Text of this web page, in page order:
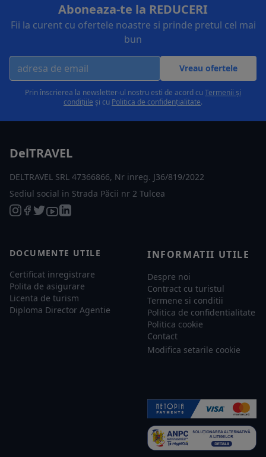
Aboneaza-te la REDUCERI
Fii la curent cu ofertele noastre si prinde pretul cel mai
bun
Vreau ofertele
Prin înscrierea la newsletter-ul nostru esti de acord cuTermenii și
condițiile și cu Politica de confidențialitate.
DelTRAVEL
DELTRAVEL SRL 47366866, Nr inreg. J36/819/2022
Sediul social in Strada Păcii nr 2 Tulcea
DOCUMENTE UTILE
Certificat inregistrare
Polita de asigurare
Licenta de turism
Diploma Director Agentie
INFORMATII UTILE
Despre noi
Contract cu turistul
Termene si conditii
Politica de confidentialitate
Politica cookie
Contact
Modifica setarile cookie